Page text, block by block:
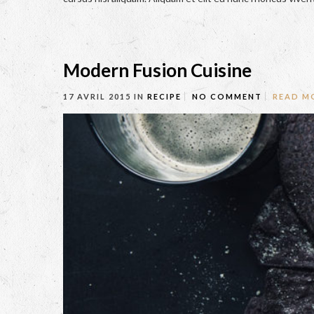
Modern Fusion Cuisine
17 AVRIL 2015 IN RECIPE NO COMMENT READ